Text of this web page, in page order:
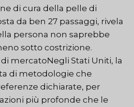
di cura della pelle di
da ben 27 passaggi, rivela
persona non saprebbe
sotto costrizione.
mercatoNegli Stati Uniti, la
di metodologie che
dichiarate, per
più profonde che le